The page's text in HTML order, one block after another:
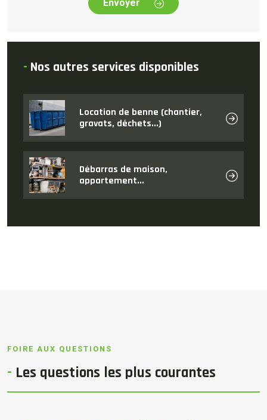
Envoyer
- Nos autres services disponibles
Location de benne (chantier,
gravats, déchets...)
Débarras de maison,
appartement...
FOIRE AUX QUESTIONS
- Les questions les plus courantes